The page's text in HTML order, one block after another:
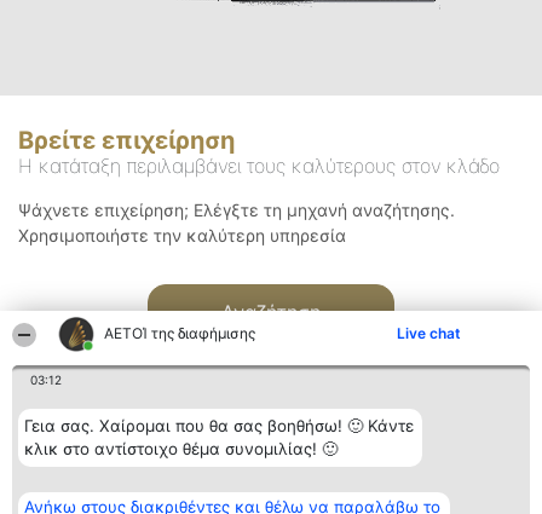
ΑΕΤΟΊ της διαφήμισης Live chat
03:12
Γεια σας. Χαίρομαι που θα σας βοηθήσω! 🙂 Κάντε
κλικ στο αντίστοιχο θέμα συνομιλίας! 🙂
Ανήκω στους διακριθέντες και θέλω να παραλάβω το
Βρείτε επιχείρηση
Η κατάταξη περιλαμβάνει τους καλύτερους στον κλάδο
Ψάχνετε επιχείρηση; Ελέγξτε τη μηχανή αναζήτησης.
Χρησιμοποιήστε την καλύτερη υπηρεσία
Αναζήτηση
Διοργανωτής της
κατάταξης
Κατάταξη
Διακριθέντες
Επικοινωνία
Επικοινωνία